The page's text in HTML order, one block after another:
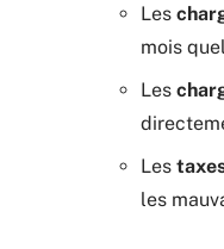
Les
mois
Les
Les
les